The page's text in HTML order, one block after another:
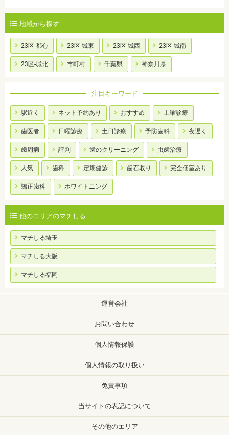
地域から探す
23区-都心 23区-城東 23区-城西 23区-城南
23区-城北 市町村 千葉県 神奈川県
注目キーワード
駅近く ネット予約あり おすすめ 土曜診療
歯医者 日曜診療 土日診療 予防歯科 夜遅く
歯周病 評判 歯のクリーニング 虫歯治療
人気 歯科 定期健診 歯石取り 完全個室あり
矯正歯科 ホワイトニング
他のエリアのマチしる
マチしる埼玉
マチしる大阪
マチしる福岡
運営会社
お問い合わせ
個人情報保護
個人情報の取り扱い
免責事項
当サイトの表記について
その他のエリア